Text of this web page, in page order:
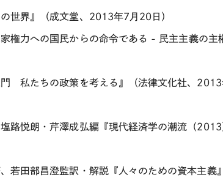
世界』（成文堂、2013年7月20日）
権力への国民からの命令である - 民主主義の主
門 私たちの政策を考える』（法律文化社、2013
塩路悦朗・芹澤成弘編『現代経済学の潮流（
若田部昌澄監訳・解説『人々のための資本主義